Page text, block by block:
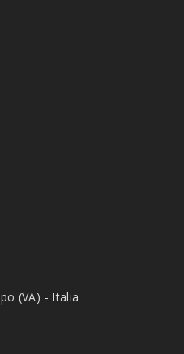
(VA) - Italia